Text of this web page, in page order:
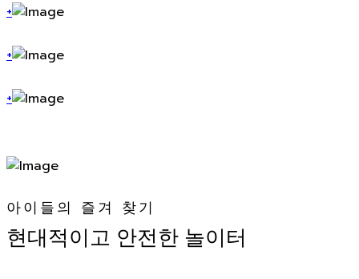
+
+
+
아이들의 즐겨 찾기
현대적이고 안전한 놀이터